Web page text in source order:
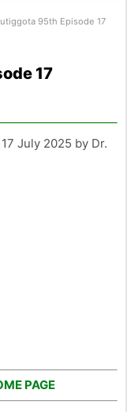
95th Episode 17
17
July 2025 by Dr.
PAGE